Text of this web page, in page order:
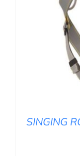
SINGING